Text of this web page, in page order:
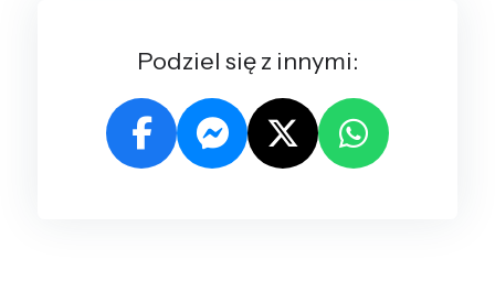
Podziel się z innymi: